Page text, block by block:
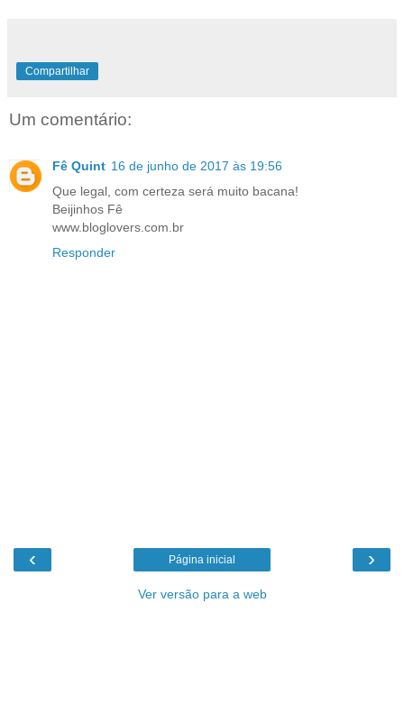
Compartilhar
Um comentário:
Fê Quint 16 de junho de 2017 às 19:56
Que legal, com certeza será muito bacana!
Beijinhos Fê
www.bloglovers.com.br
Responder
‹ ›
Página inicial
Ver versão para a web